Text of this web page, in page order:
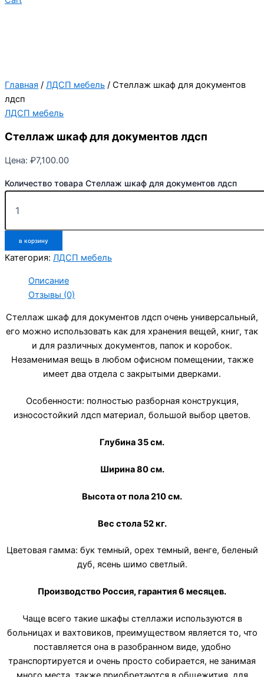
Главная / ЛДСП мебель / Стеллаж шкаф для документов
лдсп
ЛДСП мебель
Стеллаж шкаф для документов лдсп
Цена: ₽7,100.00
Количество товара Стеллаж шкаф для документов лдсп
в корзину
Категория: ЛДСП мебель
Описание
Отзывы (0)
Стеллаж шкаф для документов лдсп очень универсальный,
его можно использовать как для хранения вещей, книг, так
и для различных документов, папок и коробок.
Незаменимая вещь в любом офисном помещении, также
имеет два отдела с закрытыми дверками.
Особенности: полностью разборная конструкция,
износостойкий лдсп материал, большой выбор цветов.
Глубина 35 см.
Ширина 80 см.
Высота от пола 210 см.
Вес стола 52 кг.
Цветовая гамма: бук темный, орех темный, венге, беленый
дуб, ясень шимо светлый.
Производство Россия, гарантия 6 месяцев.
Чаще всего такие шкафы стеллажи используются в
больницах и вахтовиков, преимуществом является то, что
поставляется она в разобранном виде, удобно
транспортируется и очень просто собирается, не занимая